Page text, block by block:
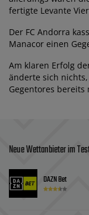
fertigte Levante
Der FC Andorra
Manacor einen
Am klaren Erfolg
änderte sich
Gegentores bereits
Neue Wettanbieter im
DAZN Bet